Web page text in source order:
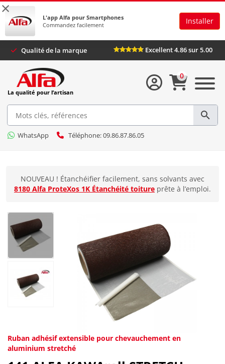
×
L'app Alfa pour Smartphones
Commandez facilement
Installer
Qualité de la marque Excellent 4.86 sur 5.00
La qualité pour l’artisan
WhatsApp Téléphone: 09.86.87.86.05
0
NOUVEAU ! Étanchéifier facilement, sans solvants avec
8180 Alfa ProteXos 1K Étanchéité toiture prête à l’emploi.
Ruban adhésif extensible pour chevauchement en
aluminium stretché